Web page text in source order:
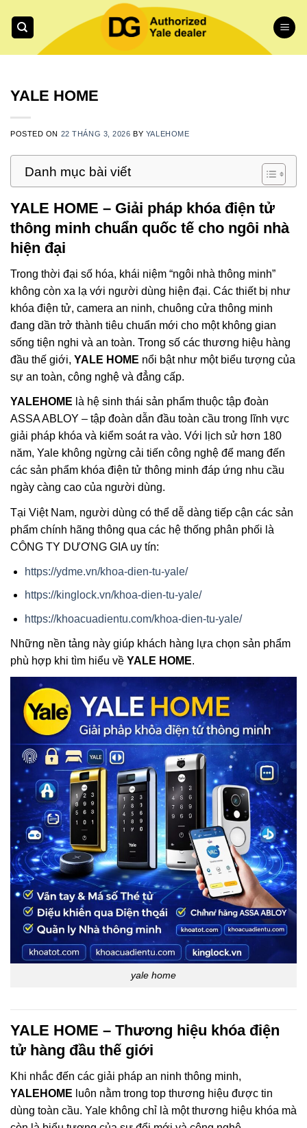
content
YALE HOME
POSTED ON 22 THÁNG 3, 2026 BY YALEHOME
Danh mục bài viết
YALE HOME – Giải pháp khóa điện tử
thông minh chuẩn quốc tế cho ngôi nhà
hiện đại
Trong thời đại số hóa, khái niệm “ngôi nhà thông minh”
không còn xa lạ với người dùng hiện đại. Các thiết bị như
khóa điện tử, camera an ninh, chuông cửa thông minh
đang dần trở thành tiêu chuẩn mới cho một không gian
sống tiện nghi và an toàn. Trong số các thương hiệu hàng
đầu thế giới, YALE HOME nổi bật như một biểu tượng của
sự an toàn, công nghệ và đẳng cấp.
YALEHOME là hệ sinh thái sản phẩm thuộc tập đoàn
ASSA ABLOY – tập đoàn dẫn đầu toàn cầu trong lĩnh vực
giải pháp khóa và kiểm soát ra vào. Với lịch sử hơn 180
năm, Yale không ngừng cải tiến công nghệ để mang đến
các sản phẩm khóa điện tử thông minh đáp ứng nhu cầu
ngày càng cao của người dùng.
Tại Việt Nam, người dùng có thể dễ dàng tiếp cận các sản
phẩm chính hãng thông qua các hệ thống phân phối là
CÔNG TY DƯƠNG GIA uy tín:
https://ydme.vn/khoa-dien-tu-yale/
https://kinglock.vn/khoa-dien-tu-yale/
https://khoacuadientu.com/khoa-dien-tu-yale/
Những nền tảng này giúp khách hàng lựa chọn sản phẩm
phù hợp khi tìm hiểu về YALE HOME.
yale home
YALE HOME – Thương hiệu khóa điện
tử hàng đầu thế giới
Khi nhắc đến các giải pháp an ninh thông minh,
YALEHOME luôn nằm trong top thương hiệu được tin
dùng toàn cầu. Yale không chỉ là một thương hiệu khóa mà